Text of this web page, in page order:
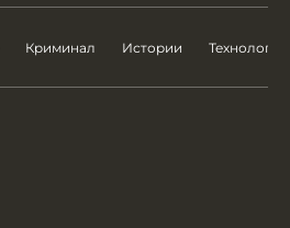
Криминал Истории Технологии